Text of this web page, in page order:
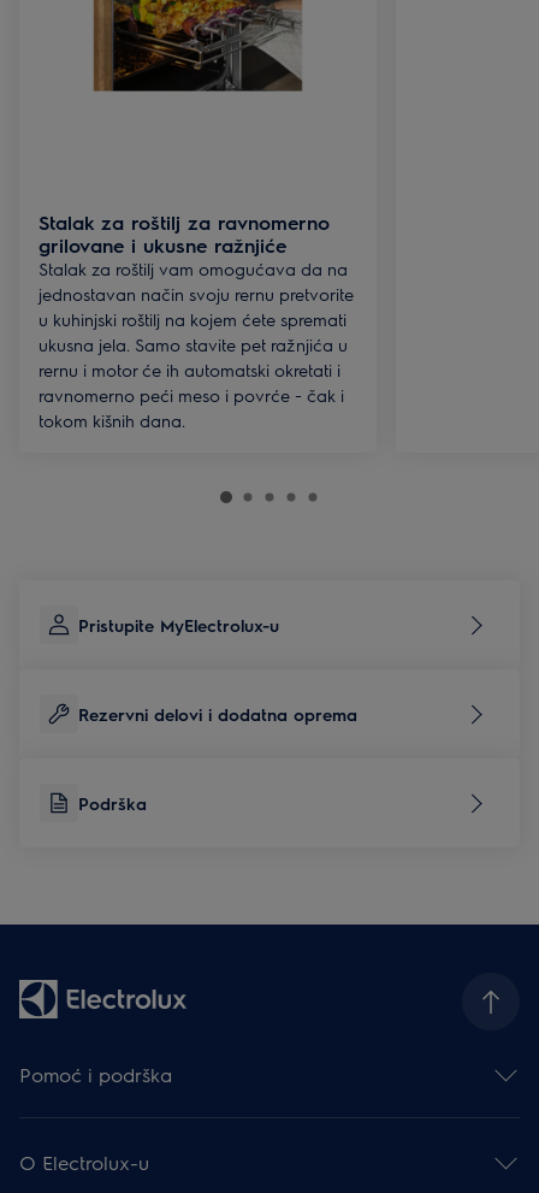
Stalak za roštilj za ravnomerno
grilovane i ukusne ražnjiće
Stalak za roštilj vam omogućava da na
jednostavan način svoju rernu pretvorite
u kuhinjski roštilj na kojem ćete spremati
ukusna jela. Samo stavite pet ražnjića u
rernu i motor će ih automatski okretati i
ravnomerno peći meso i povrće − čak i
tokom kišnih dana.
Pristupite MyElectrolux-u
Rezervni delovi i dodatna oprema
Podrška
Pomoć i podrška
Podrška
Garancije
O Electrolux-u